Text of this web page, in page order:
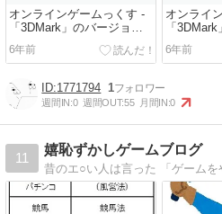
オンラインゲームっくす -
「3DMark」のバージョン
2.12.6949が登場。複数の
GPUやディスプレイから任
った
6年前
オンライ
「
2.12.6949
GPUやデ
6年前
1771794 1
週間IN:0 週間OUT:55 月間IN:0
11
嬉恥ずかしゲームブログ